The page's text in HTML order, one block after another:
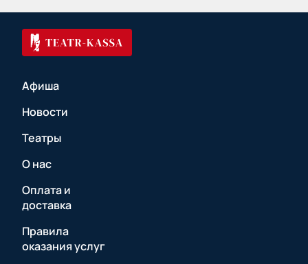
Афиша
Новости
Театры
О нас
Оплата и
доставка
Правила
оказания услуг